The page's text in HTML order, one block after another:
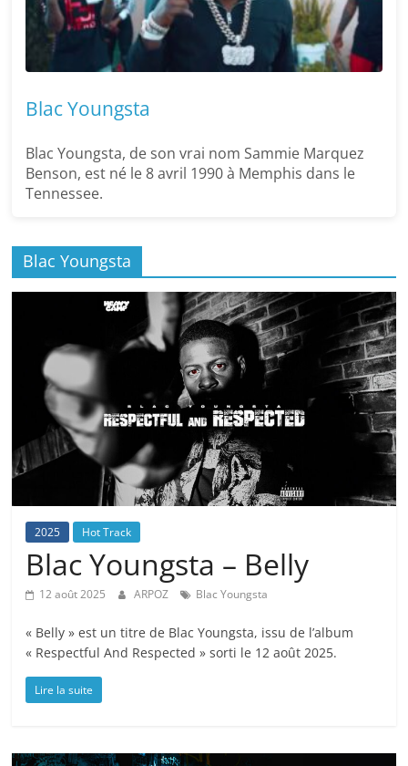
Blac Youngsta
Blac Youngsta, de son vrai nom Sammie Marquez
Benson, est né le 8 avril 1990 à Memphis dans le
Tennessee.
Blac Youngsta
2025 Hot Track
Blac Youngsta – Belly
12 août 2025 ARPOZ Blac Youngsta
« Belly » est un titre de Blac Youngsta, issu de l’album
« Respectful And Respected » sorti le 12 août 2025.
Lire la suite